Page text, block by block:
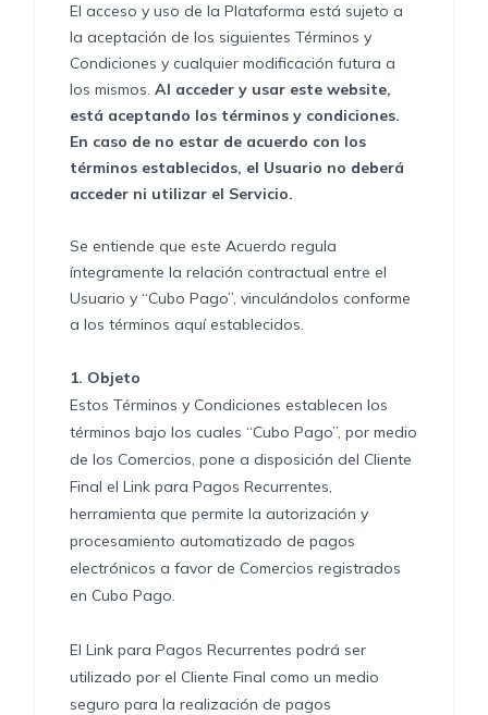
El acceso y uso de la Plataforma está sujeto a
la aceptación de los siguientes Términos y
Condiciones y cualquier modificación futura a
los mismos. Al acceder y usar este website,
está aceptando los términos y condiciones.
En caso de no estar de acuerdo con los
términos establecidos, el Usuario no deberá
acceder ni utilizar el Servicio.
Se entiende que este Acuerdo regula
íntegramente la relación contractual entre el
Usuario y “Cubo Pago”, vinculándolos conforme
a los términos aquí establecidos.
1. Objeto
Estos Términos y Condiciones establecen los
términos bajo los cuales “Cubo Pago”, por medio
de los Comercios, pone a disposición del Cliente
Final el Link para Pagos Recurrentes,
herramienta que permite la autorización y
procesamiento automatizado de pagos
electrónicos a favor de Comercios registrados
en Cubo Pago.
El Link para Pagos Recurrentes podrá ser
utilizado por el Cliente Final como un medio
seguro para la realización de pagos